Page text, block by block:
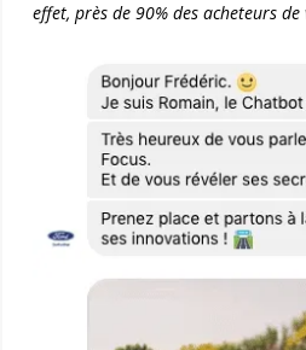
effet, près de 90% des acheteurs